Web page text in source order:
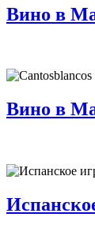
Вино в
Вино в